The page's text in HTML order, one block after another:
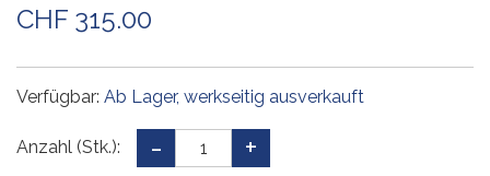
CHF 315.00
Verfügbar: Ab Lager, werkseitig ausverkauft
Anzahl (Stk.):